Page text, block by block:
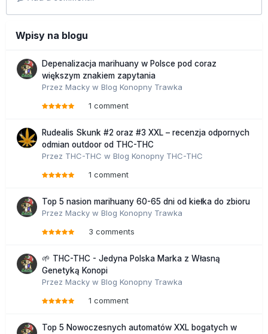
Wpisy na blogu
Depenalizacja marihuany w Polsce pod coraz
większym znakiem zapytania
Przez Macky w Blog Konopny Trawka
1 comment
Rudealis Skunk #2 oraz #3 XXL – recenzja odpornych
odmian outdoor od THC-THC
Przez THC-THC w Blog Konopny THC-THC
1 comment
Top 5 nasion marihuany 60-65 dni od kiełka do zbioru
Przez Macky w Blog Konopny Trawka
3 comments
🌱 THC-THC - Jedyna Polska Marka z Własną
Genetyką Konopi
Przez Macky w Blog Konopny Trawka
1 comment
Top 5 Nowoczesnych automatów XXL bogatych w